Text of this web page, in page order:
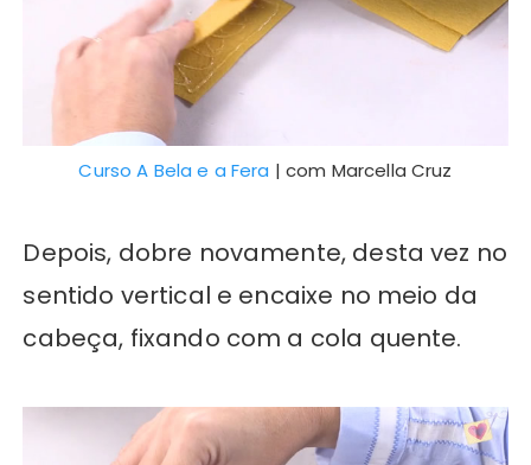
Curso A Bela e a Fera | com Marcella Cruz
Depois, dobre novamente, desta vez no
sentido vertical e encaixe no meio da
cabeça, fixando com a cola quente.